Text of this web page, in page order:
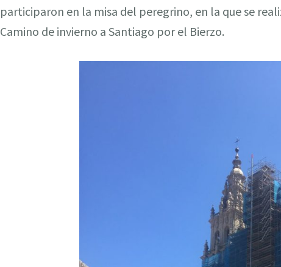
participaron en la misa del peregrino, en la que se
Camino de invierno a Santiago por el Bierzo.